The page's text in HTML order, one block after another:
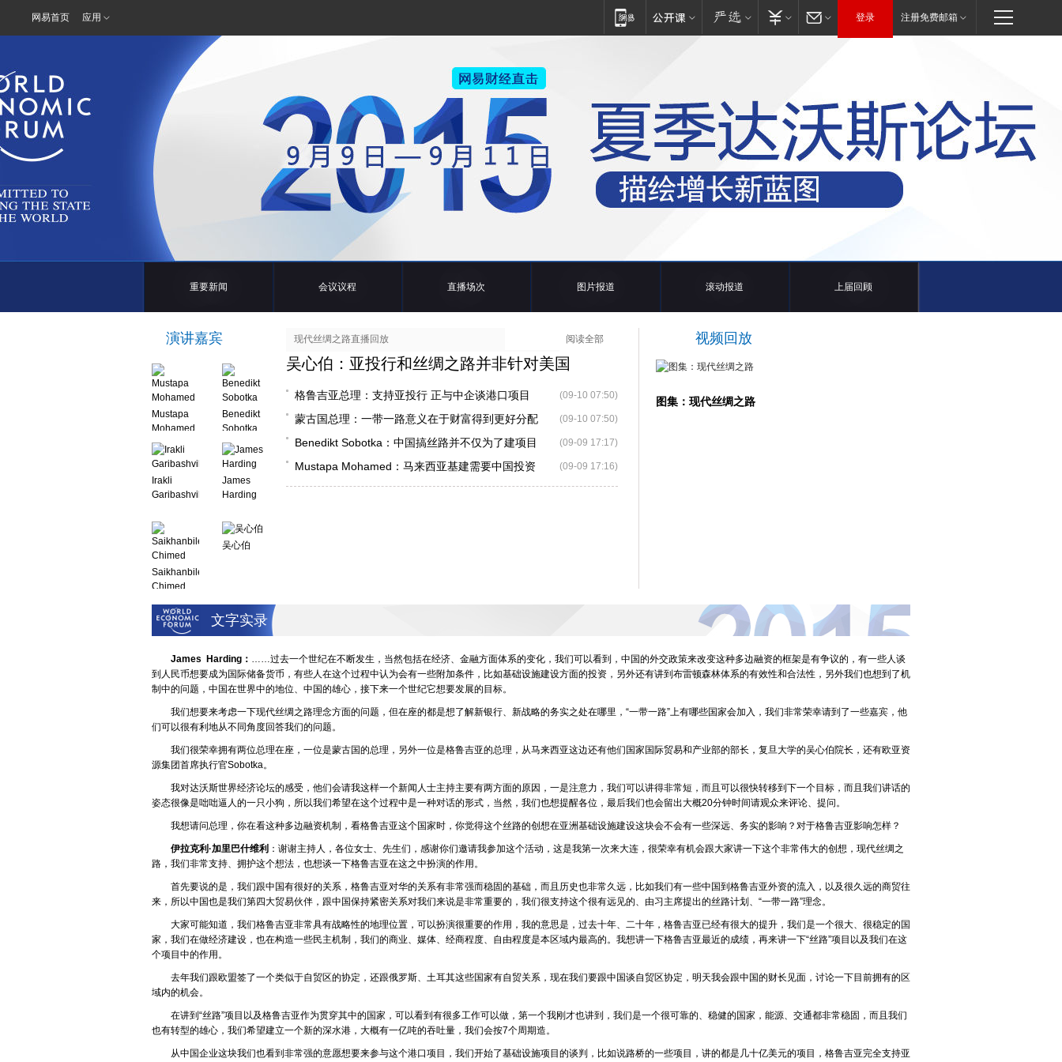
网易首页 应用 登录 注册免费邮箱
重要新闻 会议议程 直播场次 图片报道 滚动报道 上届回顾
演讲嘉宾
Mustapa
Mohamed
Benedikt
Sobotka
Irakli
Garibashvili
James
Harding
Saikhanbileg
Chimed
吴心伯
现代丝绸之路直播回放 阅读全部
吴心伯：亚投行和丝绸之路并非针对美国
格鲁吉亚总理：支持亚投行 正与中企谈港口项目 (09-10 07:50)
蒙古国总理：一带一路意义在于财富得到更好分配 (09-10 07:50)
Benedikt Sobotka：中国搞丝路并不仅为了建项目 (09-09 17:17)
Mustapa Mohamed：马来西亚基建需要中国投资 (09-09 17:16)
视频回放
图集：现代丝绸之路
文字实录
James Harding： ……过去一个世纪在不断发生，当然包括在经济、金融方面体系的变化，我们可以看到，中国的外交政策来改变这种多边融资的框架是有争议的，有一些人谈
到人民币想要成为国际储备货币，有些人在这个过程中认为会有一些附加条件，比如基础设施建设方面的投资，另外还有讲到布雷顿森林体系的有效性和合法性，另外我们也想到了机
制中的问题，中国在世界中的地位、中国的雄心，接下来一个世纪它想要发展的目标。
我们想要来考虑一下现代丝绸之路理念方面的问题，但在座的都是想了解新银行、新战略的务实之处在哪里，“一带一路”上有哪些国家会加入，我们非常荣幸请到了一些嘉宾，他
们可以很有利地从不同角度回答我们的问题。
我们很荣幸拥有两位总理在座，一位是蒙古国的总理，另外一位是格鲁吉亚的总理，从马来西亚这边还有他们国家国际贸易和产业部的部长，复旦大学的吴心伯院长，还有欧亚资
源集团首席执行官Sobotka。
我对达沃斯世界经济论坛的感受，他们会请我这样一个新闻人士主持主要有两方面的原因，一是注意力，我们可以讲得非常短，而且可以很快转移到下一个目标，而且我们讲话的
姿态很像是咄咄逼人的一只小狗，所以我们希望在这个过程中是一种对话的形式，当然，我们也想提醒各位，最后我们也会留出大概20分钟时间请观众来评论、提问。
我想请问总理，你在看这种多边融资机制，看格鲁吉亚这个国家时，你觉得这个丝路的创想在亚洲基础设施建设这块会不会有一些深远、务实的影响？对于格鲁吉亚影响怎样？
伊拉克利·加里巴什维利 ：谢谢主持人，各位女士、先生们，感谢你们邀请我参加这个活动，这是我第一次来大连，很荣幸有机会跟大家讲一下这个非常伟大的创想，现代丝绸之
路，我们非常支持、拥护这个想法，也想谈一下格鲁吉亚在这之中扮演的作用。
首先要说的是，我们跟中国有很好的关系，格鲁吉亚对华的关系有非常强而稳固的基础，而且历史也非常久远，比如我们有一些中国到格鲁吉亚外资的流入，以及很久远的商贸往
来，所以中国也是我们第四大贸易伙伴，跟中国保持紧密关系对我们来说是非常重要的，我们很支持这个很有远见的、由习主席提出的丝路计划、“一带一路”理念。
大家可能知道，我们格鲁吉亚非常具有战略性的地理位置，可以扮演很重要的作用，我的意思是，过去十年、二十年，格鲁吉亚已经有很大的提升，我们是一个很大、很稳定的国
家，我们在做经济建设，也在构造一些民主机制，我们的商业、媒体、经商程度、自由程度是本区域内最高的。我想讲一下格鲁吉亚最近的成绩，再来讲一下“丝路”项目以及我们在这
个项目中的作用。
去年我们跟欧盟签了一个类似于自贸区的协定，还跟俄罗斯、土耳其这些国家有自贸关系，现在我们要跟中国谈自贸区协定，明天我会跟中国的财长见面，讨论一下目前拥有的区
域内的机会。
在讲到“丝路”项目以及格鲁吉亚作为贯穿其中的国家，可以看到有很多工作可以做，第一个我刚才也讲到，我们是一个很可靠的、稳健的国家，能源、交通都非常稳固，而且我们
也有转型的雄心，我们希望建立一个新的深水港，大概有一亿吨的吞吐量，我们会按7个周期造。
从中国企业这块我们也看到非常强的意愿想要来参与这个港口项目，我们开始了基础设施项目的谈判，比如说路桥的一些项目，讲的都是几十亿美元的项目，格鲁吉亚完全支持亚